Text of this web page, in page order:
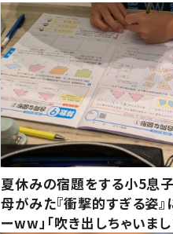
夏休みの宿題をする小5息
母がみた『衝撃的すぎる姿
ーww」「吹き出しちゃいま